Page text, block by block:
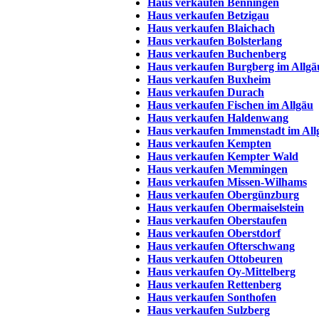
Haus verkaufen Benningen
Haus verkaufen Betzigau
Haus verkaufen Blaichach
Haus verkaufen Bolsterlang
Haus verkaufen Buchenberg
Haus verkaufen Burgberg im
Haus verkaufen Buxheim
Haus verkaufen Durach
Haus verkaufen Fischen im Allgäu
Haus verkaufen Haldenwang
Haus verkaufen Immenstadt im
Haus verkaufen Kempten
Haus verkaufen Kempter Wald
Haus verkaufen Memmingen
Haus verkaufen Missen-Wilhams
Haus verkaufen Obergünzburg
Haus verkaufen Obermaiselstein
Haus verkaufen Oberstaufen
Haus verkaufen Oberstdorf
Haus verkaufen Ofterschwang
Haus verkaufen Ottobeuren
Haus verkaufen Oy-Mittelberg
Haus verkaufen Rettenberg
Haus verkaufen Sonthofen
Haus verkaufen Sulzberg